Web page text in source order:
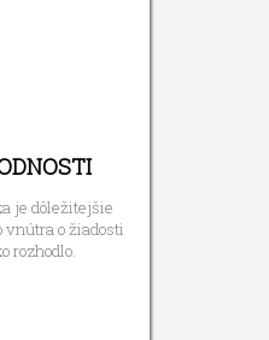
je dôležitejšie
vnútra o žiadosti
rozhodlo.